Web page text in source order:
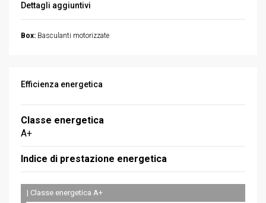
Dettagli aggiuntivi
Box: Basculanti motorizzate
Efficienza energetica
Classe energetica
A+
Indice di prestazione energetica
| Classe energetica A+